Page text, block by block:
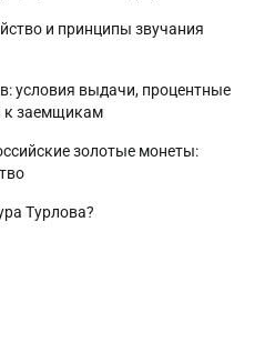
и принципы звучания
условия выдачи, процентные
к заемщикам
золотые монеты:
Турлова?